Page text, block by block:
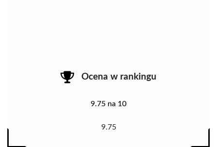
Ocena w rankingu
9.75 na 10
9.75